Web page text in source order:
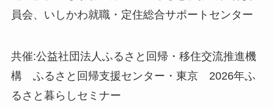
員会、いしかわ就職・定住総合サポートセンター
共催:公益社団法人ふるさと回帰・移住交流推進機
構 ふるさと回帰支援センター・東京 2026年ふ
るさと暮らしセミナー